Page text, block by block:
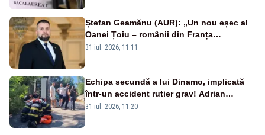
Ștefan Geamănu (AUR): „Un nou eșec al
Oanei Țoiu – românii din Franța
abandonați de propriul minister de
31 iul. 2026, 11:11
Echipa secundă a lui Dinamo, implicată
într-un accident rutier grav! Adrian
Ropotan a fost resuscitat
31 iul. 2026, 11:20